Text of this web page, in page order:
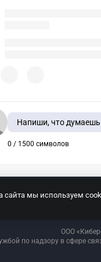
Напиши, что думаешь
0 / 1500 символов
ООО
по надзору в сфере
сайта мы используем